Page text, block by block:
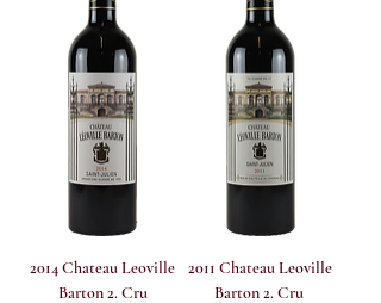
2014 Chateau Leoville
Barton 2. Cru
2011 Chateau Leoville
Barton 2. Cru